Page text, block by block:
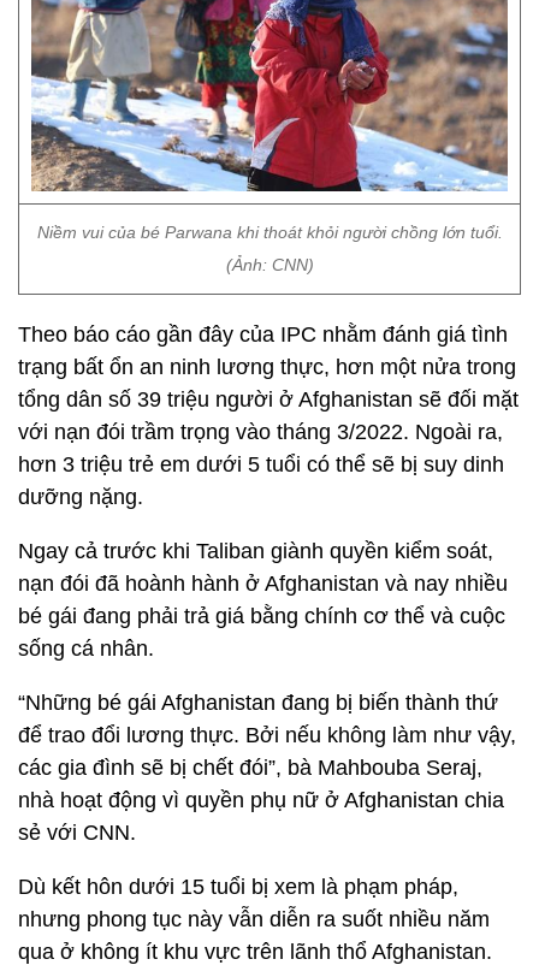
Niềm vui của bé Parwana khi thoát khỏi người chồng lớn tuổi.
(Ảnh: CNN)
Theo báo cáo gần đây của IPC nhằm đánh giá tình
trạng bất ổn an ninh lương thực, hơn một nửa trong
tổng dân số 39 triệu người ở Afghanistan sẽ đối mặt
với nạn đói trầm trọng vào tháng 3/2022. Ngoài ra,
hơn 3 triệu trẻ em dưới 5 tuổi có thể sẽ bị suy dinh
dưỡng nặng.
Ngay cả trước khi Taliban giành quyền kiểm soát,
nạn đói đã hoành hành ở Afghanistan và nay nhiều
bé gái đang phải trả giá bằng chính cơ thể và cuộc
sống cá nhân.
“Những bé gái Afghanistan đang bị biến thành thứ
để trao đổi lương thực. Bởi nếu không làm như vậy,
các gia đình sẽ bị chết đói”, bà Mahbouba Seraj,
nhà hoạt động vì quyền phụ nữ ở Afghanistan chia
sẻ với CNN.
Dù kết hôn dưới 15 tuổi bị xem là phạm pháp,
nhưng phong tục này vẫn diễn ra suốt nhiều năm
qua ở không ít khu vực trên lãnh thổ Afghanistan.